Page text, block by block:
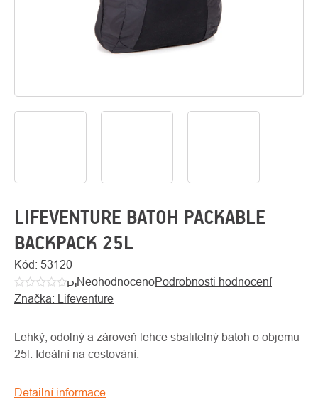
O
LIFEVENTURE BATOH PACKABLE
BACKPACK 25L
Kód: 53120
Průměrné
hodnocení
je
0,0
5
NeohodnocenoPodrobnosti hodnocení
Značka: Lifeventure
Lehký, odolný a zároveň lehce sbalitelný batoh o objemu
25l. Ideální na cestování.
Detailní informace